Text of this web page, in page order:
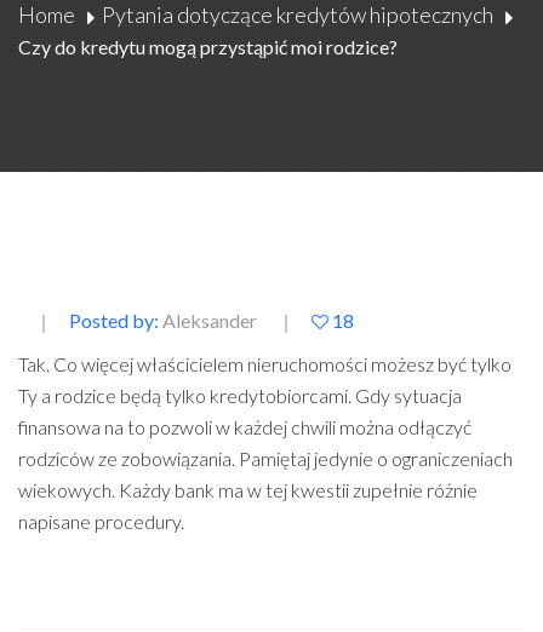
Home Pytania dotyczące kredytów hipotecznych
Czy do kredytu mogą przystąpić moi rodzice?
Posted by: Aleksander
18
Tak. Co więcej właścicielem nieruchomości możesz być tylko
Ty a rodzice będą tylko kredytobiorcami. Gdy sytuacja
finansowa na to pozwoli w każdej chwili można odłączyć
rodziców ze zobowiązania. Pamiętaj jedynie o ograniczeniach
wiekowych. Każdy bank ma w tej kwestii zupełnie różnie
napisane procedury.